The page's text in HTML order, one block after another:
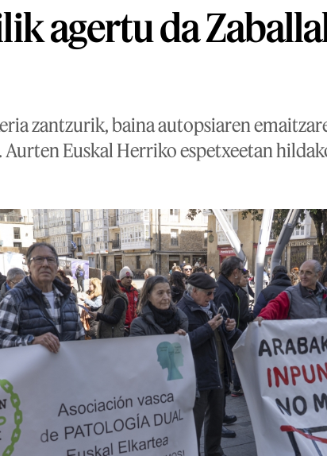
agertu da
zantzurik, baina autopsiaren
Euskal Herriko espetxeetan